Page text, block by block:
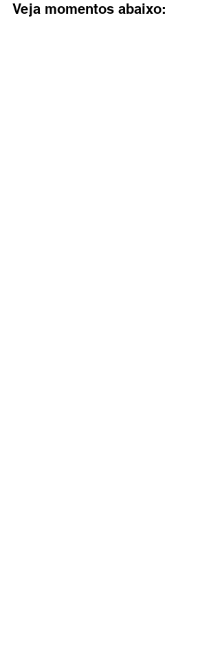
Veja momentos abaixo: